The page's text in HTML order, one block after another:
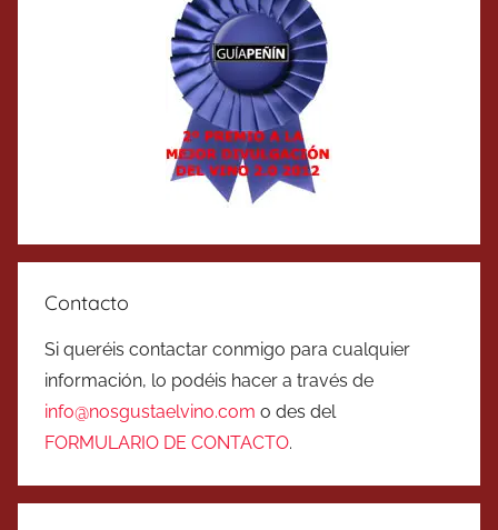
Contacto
Si queréis contactar conmigo para cualquier
información, lo podéis hacer a través de
info@nosgustaelvino.com o des del
FORMULARIO DE CONTACTO.